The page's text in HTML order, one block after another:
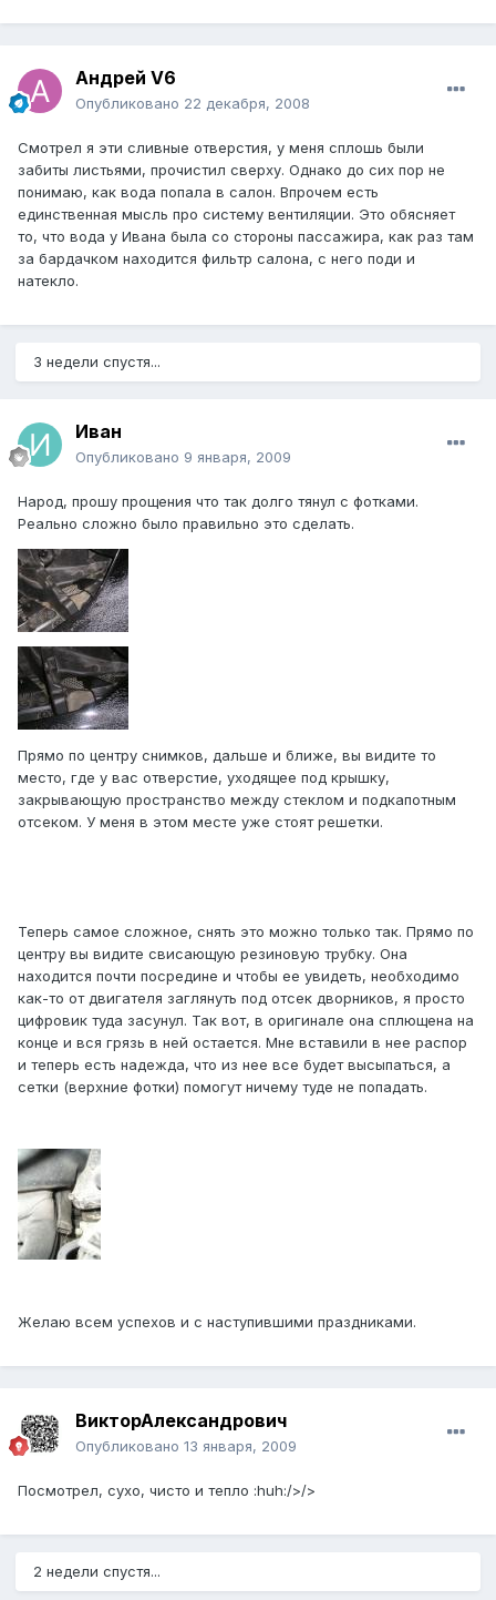
Андрей V6
Опубликовано 22 декабря, 2008
Смотрел я эти сливные отверстия, у меня сплошь были
забиты листьями, прочистил сверху. Однако до сих пор не
понимаю, как вода попала в салон. Впрочем есть
единственная мысль про систему вентиляции. Это обясняет
то, что вода у Ивана была со стороны пассажира, как раз там
за бардачком находится фильтр салона, с него поди и
натекло.
3 недели спустя...
Иван
Опубликовано 9 января, 2009
Народ, прошу прощения что так долго тянул с фотками.
Реально сложно было правильно это сделать.
Прямо по центру снимков, дальше и ближе, вы видите то
место, где у вас отверстие, уходящее под крышку,
закрывающую пространство между стеклом и подкапотным
отсеком. У меня в этом месте уже стоят решетки.
Теперь самое сложное, снять это можно только так. Прямо по
центру вы видите свисающую резиновую трубку. Она
находится почти посредине и чтобы ее увидеть, необходимо
как-то от двигателя заглянуть под отсек дворников, я просто
цифровик туда засунул. Так вот, в оригинале она сплющена на
конце и вся грязь в ней остается. Мне вставили в нее распор
и теперь есть надежда, что из нее все будет высыпаться, а
сетки (верхние фотки) помогут ничему туде не попадать.
Желаю всем успехов и с наступившими праздниками.
ВикторАлександрович
Опубликовано 13 января, 2009
Посмотрел, сухо, чисто и тепло :huh:/>/>
2 недели спустя...